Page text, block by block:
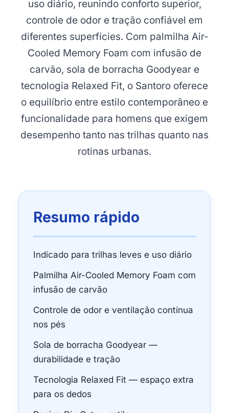
uso diário, reunindo conforto superior,
controle de odor e tração confiável em
diferentes superfícies. Com palmilha Air-
Cooled Memory Foam com infusão de
carvão, sola de borracha Goodyear e
tecnologia Relaxed Fit, o Santoro oferece
o equilíbrio entre estilo contemporâneo e
funcionalidade para homens que exigem
desempenho tanto nas trilhas quanto nas
rotinas urbanas.
Resumo rápido
Indicado para trilhas leves e uso diário
Palmilha Air-Cooled Memory Foam com
infusão de carvão
Controle de odor e ventilação contínua
nos pés
Sola de borracha Goodyear —
durabilidade e tração
Tecnologia Relaxed Fit — espaço extra
para os dedos